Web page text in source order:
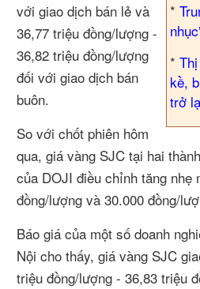
*
*
kề,
trở
với giao dịch bán lẻ và
36,77 triệu đồng/lượng -
36,82 triệu đồng/lượng
đối với giao dịch bán
buôn.
So với chốt phiên hôm
qua, giá vàng SJC tại hai
của DOJI điều chỉnh tăng nhẹ
đồng/lượng và 30.000 đồng/
Báo giá của một số doanh
Nội cho thấy, giá vàng SJC
triệu đồng/lượng - 36,83 triệu